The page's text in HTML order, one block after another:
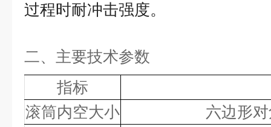
过程时耐冲击强度。
二、主要技术参数
指标
滚筒内空大小
六边形